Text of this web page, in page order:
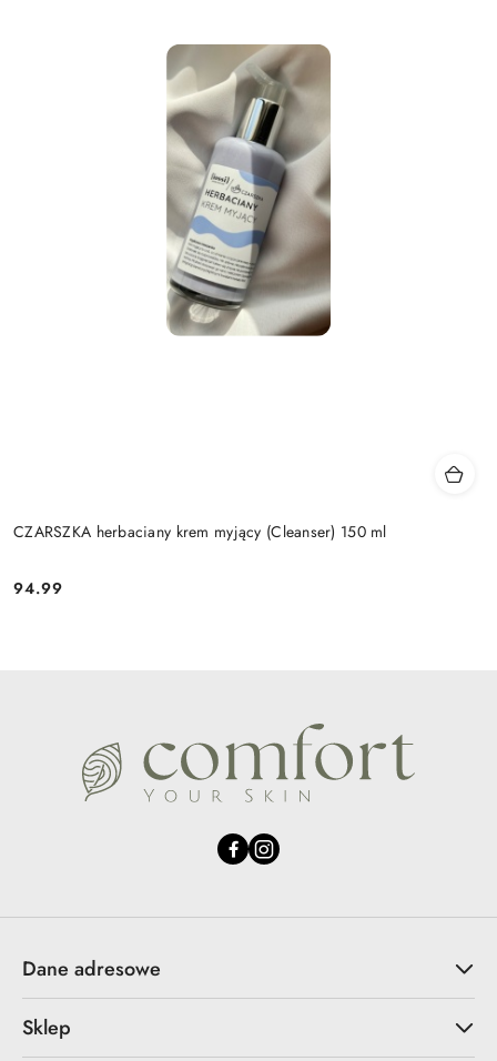
CZARSZKA herbaciany krem myjący (Cleanser) 150 ml
Cena:
94.99
Dane adresowe
Sklep